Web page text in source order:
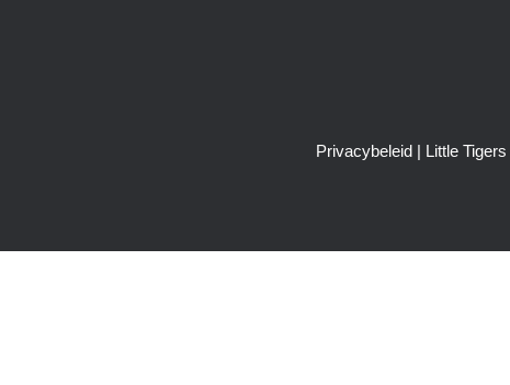
Privacybeleid| Little Tigers